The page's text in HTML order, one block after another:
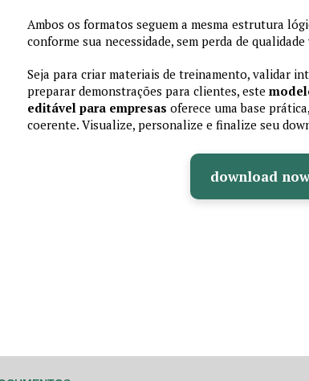
Ambos os formatos seguem a mesma estrutura
conforme sua necessidade, sem perda de
Seja para criar materiais de treinamento, validar
preparar demonstrações para clientes, este
editável para empresas oferece uma base
coerente. Visualize, personalize e finalize seu
download now